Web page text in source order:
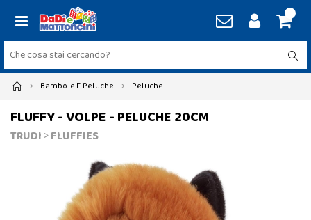
Bambole E Peluche Peluche
FLUFFY - VOLPE - PELUCHE 20CM
TRUDI>FLUFFIES